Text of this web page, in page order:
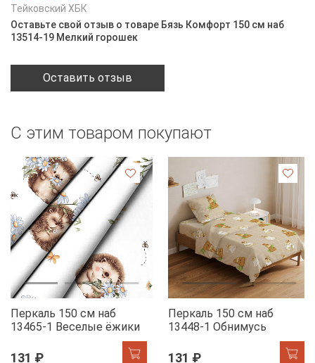
Тейковский ХБК
Оставьте свой отзыв о товаре Бязь Комфорт 150 см наб
13514-19 Мелкий горошек
Оставить отзыв
С этим товаром покупают
Перкаль 150 см наб
13465-1 Веселые ёжики
131 ₽
Перкаль 150 см наб
13448-1 Обнимусь
131 ₽